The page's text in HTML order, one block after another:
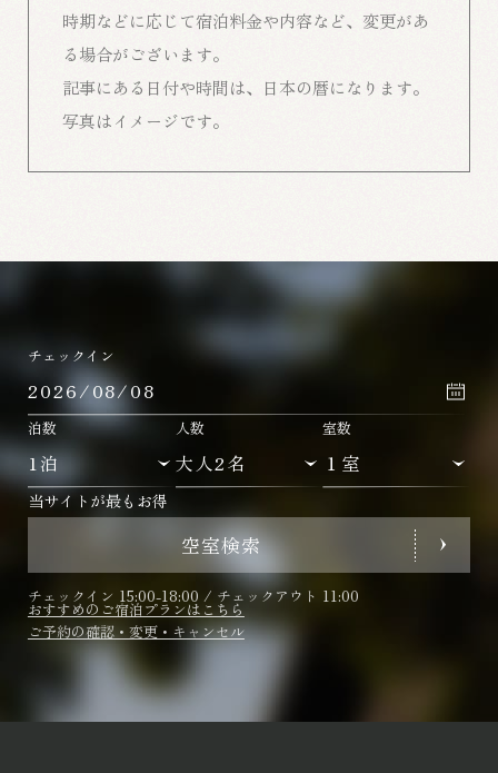
時期などに応じて宿泊料金や内容など、変更があ
る場合がございます。
記事にある日付や時間は、日本の暦になります。
写真はイメージです。
チェックイン
泊数 人数 室数
当サイトが最もお得
空室検索
チェックイン 15:00-18:00 / チェックアウト 11:00
おすすめのご宿泊プランはこちら
ご予約の確認・変更・キャンセル